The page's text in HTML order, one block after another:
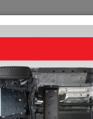
PROTECTION
301
voitures Peugeot 301.